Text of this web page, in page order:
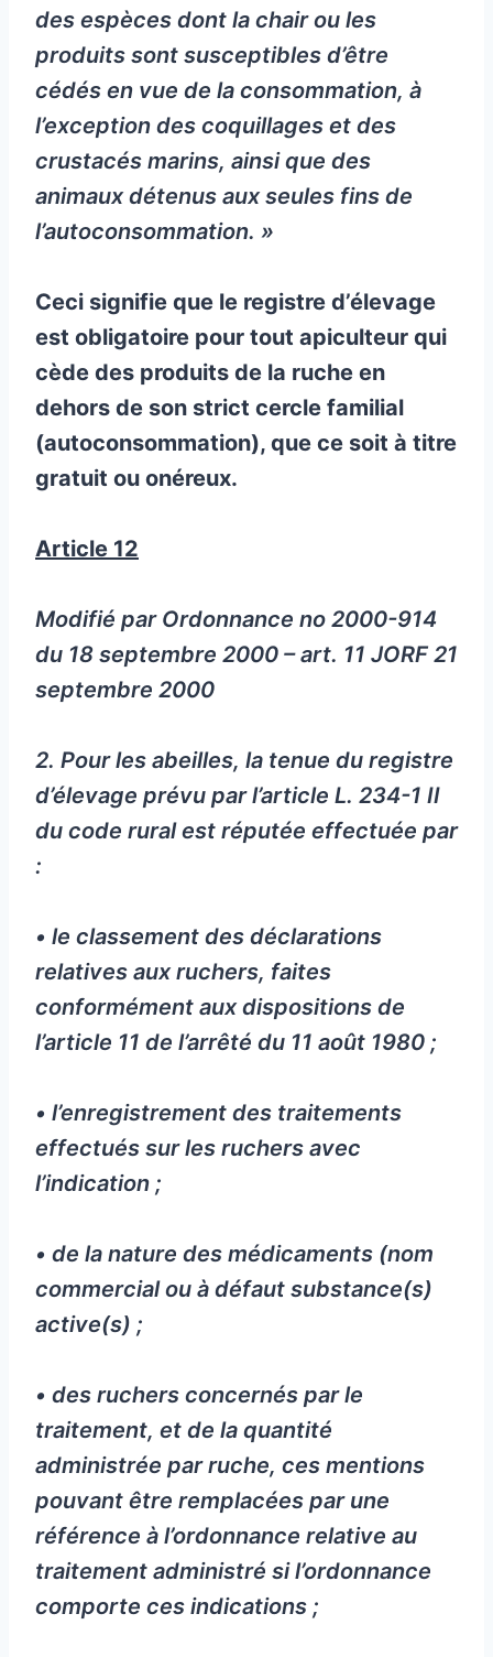
des espèces dont la chair ou les
produits sont susceptibles d’être
cédés en vue de la consommation, à
l’exception des coquillages et des
crustacés marins, ainsi que des
animaux détenus aux seules fins de
l’autoconsommation. »
Ceci signifie que le registre d’élevage
est obligatoire pour tout apiculteur qui
cède des produits de la ruche en
dehors de son strict cercle familial
(autoconsommation), que ce soit à titre
gratuit ou onéreux.
Article 12
Modifié par Ordonnance no 2000-914
du 18 septembre 2000 – art. 11 JORF 21
septembre 2000
2. Pour les abeilles, la tenue du registre
d’élevage prévu par l’article L. 234-1 II
du code rural est réputée effectuée par
:
• le classement des déclarations
relatives aux ruchers, faites
conformément aux dispositions de
l’article 11 de l’arrêté du 11 août 1980 ;
• l’enregistrement des traitements
effectués sur les ruchers avec
l’indication ;
• de la nature des médicaments (nom
commercial ou à défaut substance(s)
active(s) ;
• des ruchers concernés par le
traitement, et de la quantité
administrée par ruche, ces mentions
pouvant être remplacées par une
référence à l’ordonnance relative au
traitement administré si l’ordonnance
comporte ces indications ;